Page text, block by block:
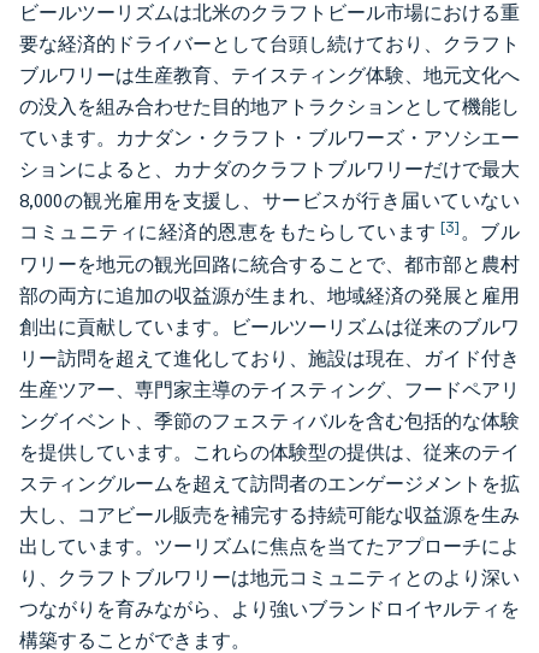
ビールツーリズムは北米のクラフトビール市場における重
要な経済的ドライバーとして台頭し続けており、クラフト
ブルワリーは生産教育、テイスティング体験、地元文化へ
の没入を組み合わせた目的地アトラクションとして機能し
ています。カナダン・クラフト・ブルワーズ・アソシエー
ションによると、カナダのクラフトブルワリーだけで最大
8,000の観光雇用を支援し、サービスが行き届いていない
コミュニティに経済的恩恵をもたらしています[3]。ブル
ワリーを地元の観光回路に統合することで、都市部と農村
部の両方に追加の収益源が生まれ、地域経済の発展と雇用
創出に貢献しています。ビールツーリズムは従来のブルワ
リー訪問を超えて進化しており、施設は現在、ガイド付き
生産ツアー、専門家主導のテイスティング、フードペアリ
ングイベント、季節のフェスティバルを含む包括的な体験
を提供しています。これらの体験型の提供は、従来のテイ
スティングルームを超えて訪問者のエンゲージメントを拡
大し、コアビール販売を補完する持続可能な収益源を生み
出しています。ツーリズムに焦点を当てたアプローチによ
り、クラフトブルワリーは地元コミュニティとのより深い
つながりを育みながら、より強いブランドロイヤルティを
構築することができます。